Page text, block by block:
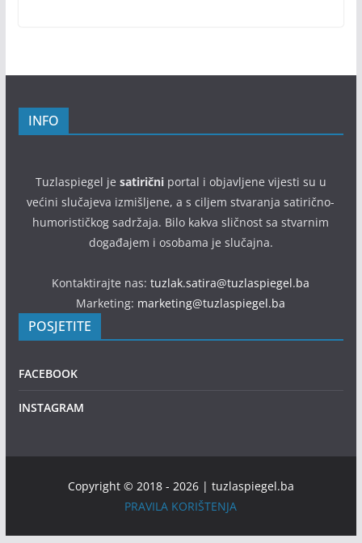
INFO
Tuzlaspiegel je satiričniportal i objavljene vijesti su u
većini slučajeva izmišljene, a s ciljem stvaranja satirično-
humorističkog sadržaja. Bilo kakva sličnost sa stvarnim
događajem i osobama je slučajna.
Kontaktirajte nas:tuzlak.satira@tuzlaspiegel.ba
Marketing: marketing@tuzlaspiegel.ba
POSJETITE
FACEBOOK
INSTAGRAM
Copyright © 2018 - 2026 | tuzlaspiegel.ba
PRAVILA KORIŠTENJA